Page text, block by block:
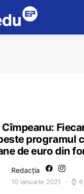
programul
de euro din
Redacția
10 ianuarie 2021